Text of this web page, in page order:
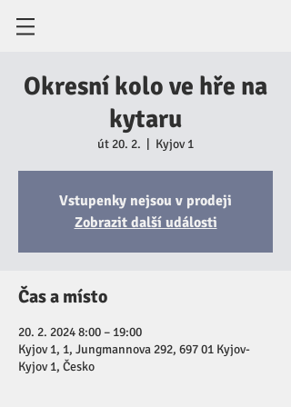
Okresní kolo ve hře na
kytaru
út 20. 2. Kyjov 1
Vstupenky nejsou v prodeji
Zobrazit další události
Čas a místo
20. 2. 2024 8:00 – 19:00
Kyjov 1, 1, Jungmannova 292, 697 01 Kyjov-
Kyjov 1, Česko